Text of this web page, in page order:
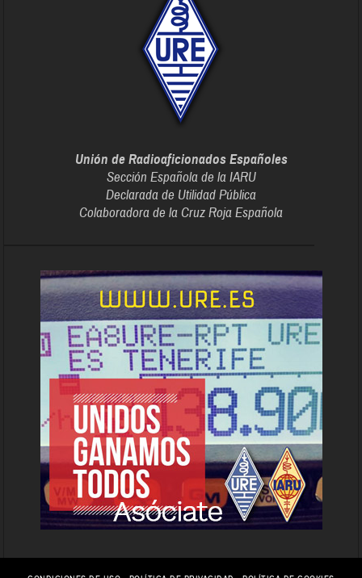
Unión de Radioaficionados Españoles
Sección Española de la IARU
Declarada de Utilidad Pública
Colaboradora de la Cruz Roja Española